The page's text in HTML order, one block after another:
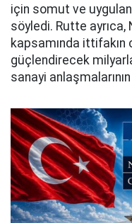
için somut ve
söyledi. Rutte ayrıca,
kapsamında ittifakın
güçlendirecek
sanayi